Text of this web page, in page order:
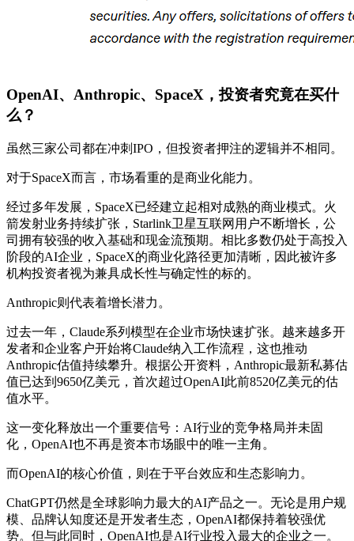
OpenAI、Anthropic、SpaceX，投资者究竟在买什
么？
虽然三家公司都在冲刺IPO，但投资者押注的逻辑并不相同。
对于SpaceX而言，市场看重的是商业化能力。
经过多年发展，SpaceX已经建立起相对成熟的商业模式。火
箭发射业务持续扩张，Starlink卫星互联网用户不断增长，公
司拥有较强的收入基础和现金流预期。相比多数仍处于高投入
阶段的AI企业，SpaceX的商业化路径更加清晰，因此被许多
机构投资者视为兼具成长性与确定性的标的。
Anthropic则代表着增长潜力。
过去一年，Claude系列模型在企业市场快速扩张。越来越多开
发者和企业客户开始将Claude纳入工作流程，这也推动
Anthropic估值持续攀升。根据公开资料，Anthropic最新私募估
值已达到9650亿美元，首次超过OpenAI此前8520亿美元的估
值水平。
这一变化释放出一个重要信号：AI行业的竞争格局并未固
化，OpenAI也不再是资本市场眼中的唯一主角。
而OpenAI的核心价值，则在于平台效应和生态影响力。
ChatGPT仍然是全球影响力最大的AI产品之一。无论是用户规
模、品牌认知度还是开发者生态，OpenAI都保持着较强优
势。但与此同时，OpenAI也是AI行业投入最大的企业之一。